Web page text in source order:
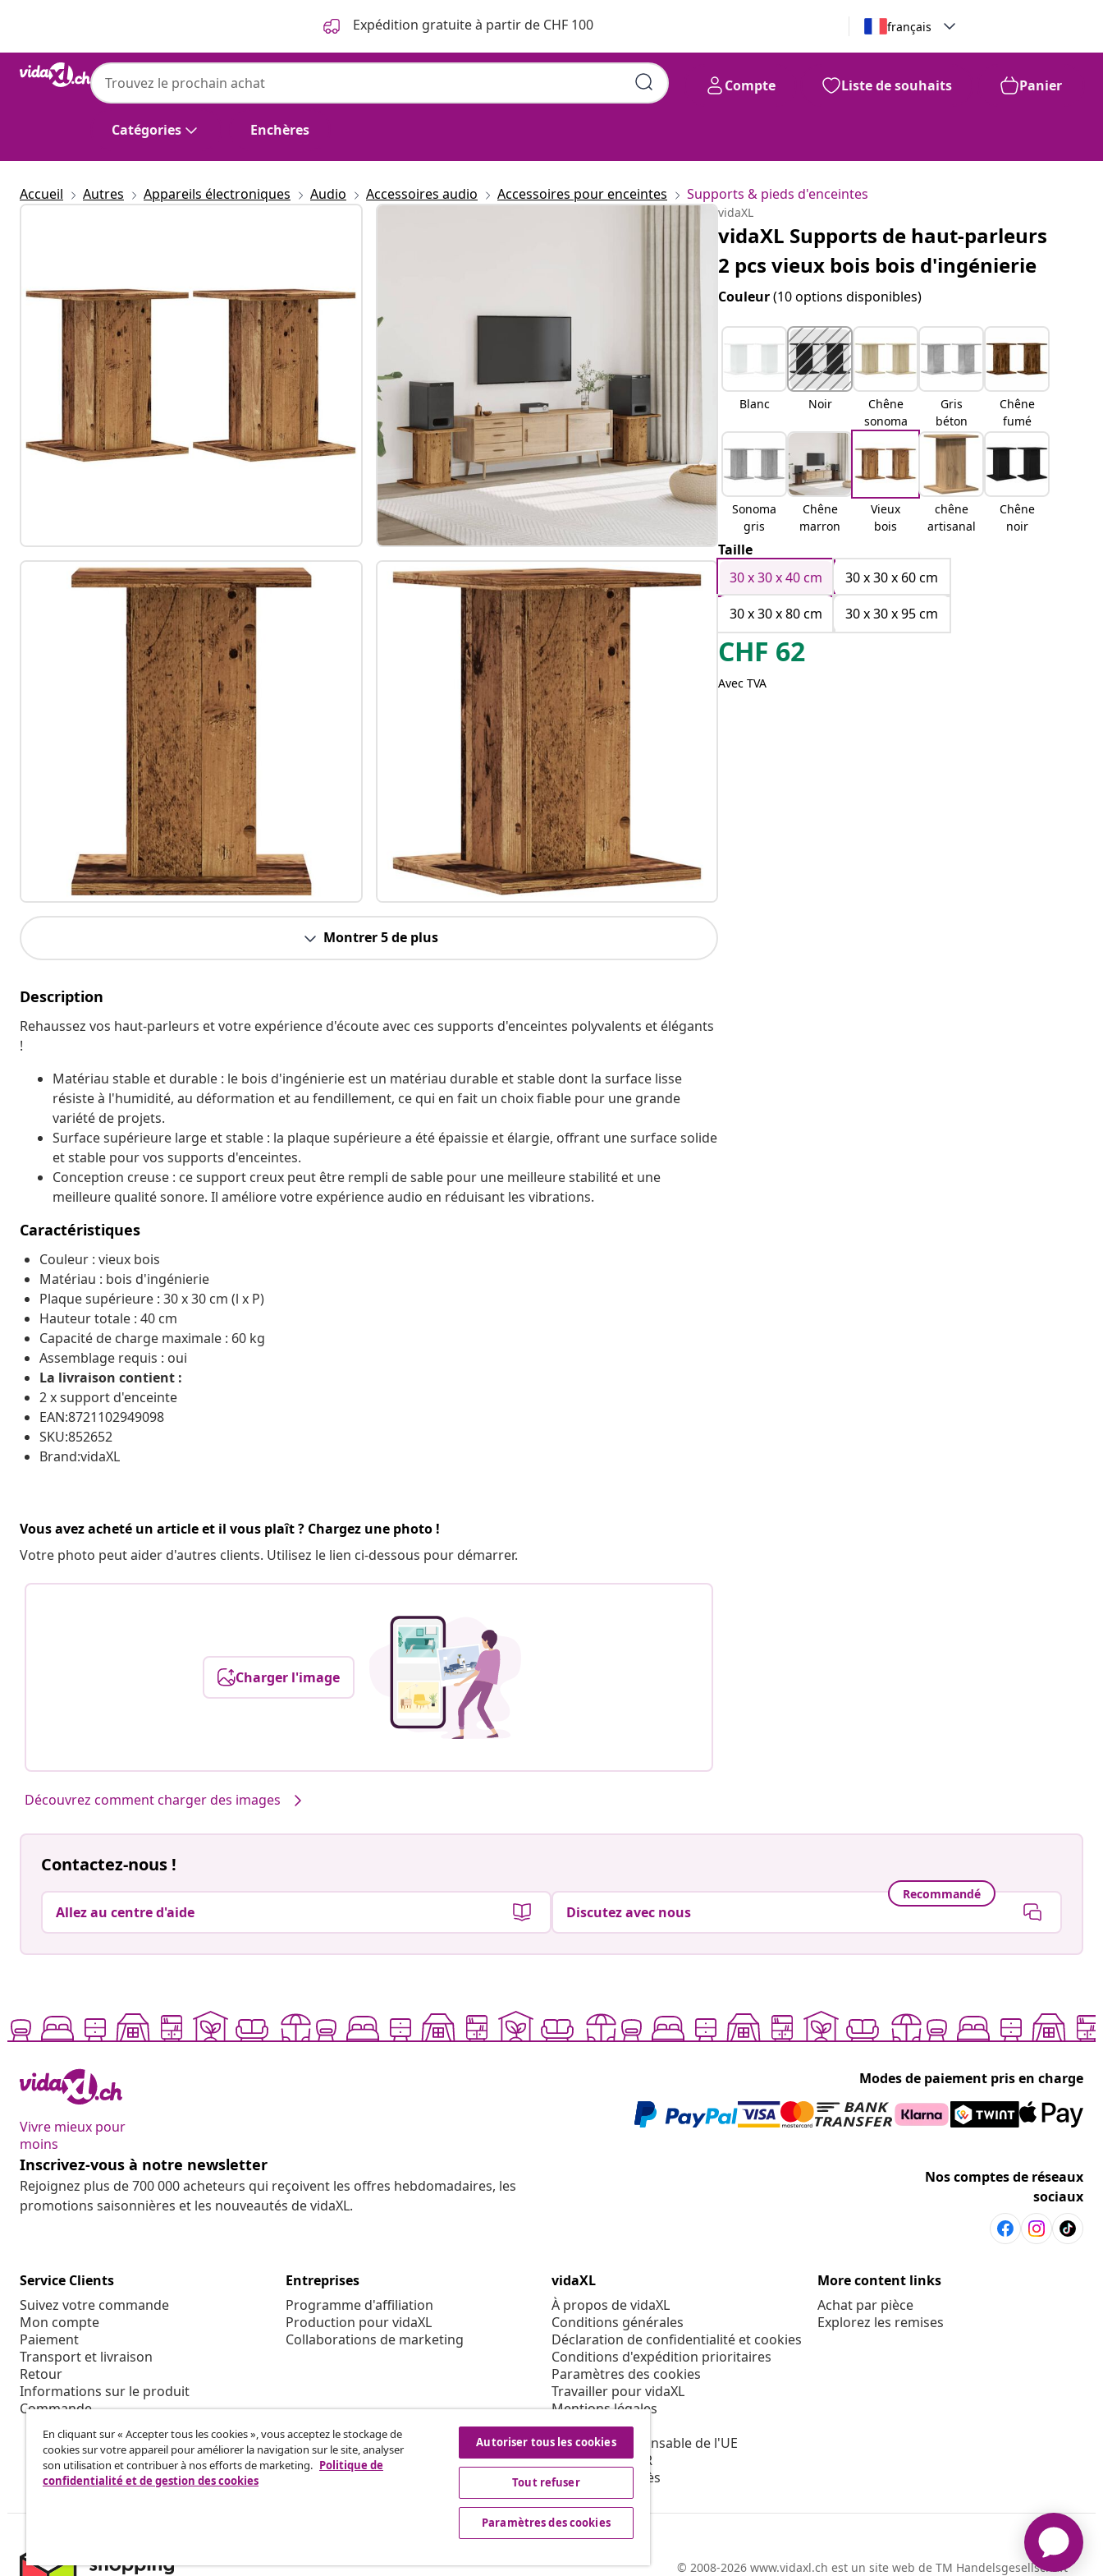
Expédition gratuite à partir de CHF 100 français
Catégories Enchères
Compte Liste de souhaits Panier
Accueil Autres Appareils électroniques Audio Accessoires audio Accessoires pour enceintes Supports & pieds d'enceintes
Montrer 5 de plus
Description
Rehaussez vos haut-parleurs et votre expérience d'écoute avec ces supports d'enceintes polyvalents et élégants
!
Matériau stable et durable : le bois d'ingénierie est un matériau durable et stable dont la surface lisse
résiste à l'humidité, au déformation et au fendillement, ce qui en fait un choix fiable pour une grande
variété de projets.
Surface supérieure large et stable : la plaque supérieure a été épaissie et élargie, offrant une surface solide
et stable pour vos supports d'enceintes.
Conception creuse : ce support creux peut être rempli de sable pour une meilleure stabilité et une
meilleure qualité sonore. Il améliore votre expérience audio en réduisant les vibrations.
Caractéristiques
Couleur : vieux bois
Matériau : bois d'ingénierie
Plaque supérieure : 30 x 30 cm (l x P)
Hauteur totale : 40 cm
Capacité de charge maximale : 60 kg
Assemblage requis : oui
La livraison contient :
2 x support d'enceinte
EAN:8721102949098
SKU:852652
Brand:vidaXL
Vous avez acheté un article et il vous plaît ? Chargez une photo !
Votre photo peut aider d'autres clients. Utilisez le lien ci-dessous pour démarrer.
Charger l'image
Découvrez comment charger des images
vidaXL
vidaXL Supports de haut-parleurs
2 pcs vieux bois bois d'ingénierie
Couleur(10 options disponibles)
Blanc Noir
Chêne
sonoma
Gris
béton
Chêne
fumé
Sonoma
gris
Chêne
marron
Vieux
bois
chêne
artisanal
Chêne
noir
Taille
30 x 30 x 40 cm
30 x 30 x 60 cm
30 x 30 x 80 cm
30 x 30 x 95 cm
CHF 62
Avec TVA
Contactez-nous !
Allez au centre d'aide
Recommandé
Discutez avec nous
Vivre mieux pour
moins
Modes de paiement pris en charge
Inscrivez-vous à notre newsletter
Rejoignez plus de 700 000 acheteurs qui reçoivent les offres hebdomadaires, les
promotions saisonnières et les nouveautés de vidaXL.
Nos comptes de réseaux
sociaux
Service Clients
Suivez votre commande
Mon compte
Paiement
Transport et livraison
Retour
Informations sur le produit
Commande
Entreprises
Programme d'affiliation
Production pour vidaXL
Collaborations de marketing
vidaXL
À propos de vidaXL
Conditions générales
Déclaration de confidentialité et cookies
Conditions d'expédition prioritaires
Paramètres des cookies
Travailler pour vidaXL
Mentions légales
Sécurité
Personne responsable de l'UE
Politique de EPR
Condition d'accès
More content links
Achat par pièce
Explorez les remises
© 2008-2026 www.vidaxl.ch est un site web de TM Handelsgesellschaft
En cliquant sur « Accepter tous les cookies », vous acceptez le stockage de
cookies sur votre appareil pour améliorer la navigation sur le site, analyser
son utilisation et contribuer à nos efforts de marketing. Politique de
confidentialité et de gestion des cookies
Autoriser tous les cookies
Tout refuser
Paramètres des cookies